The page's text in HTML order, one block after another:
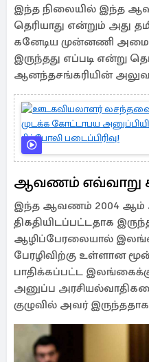
இந்த நிலையில் இந்த
தெரியாது என்றும் அது
கனேடிய முன்னணி
இருந்தது எப்படி என்று
ஆனந்தசங்கரியின்
ஆவணம் எவ்வாறு
இந்த ஆவணம் 2004 ஆம்
திகதியிடப்பட்டதாக
ஆழிப்பேரலையால்
பேரழிவிற்கு உள்ளான
பாதிக்கப்பட்ட
அனுப்ப
குழுவில் அவர்